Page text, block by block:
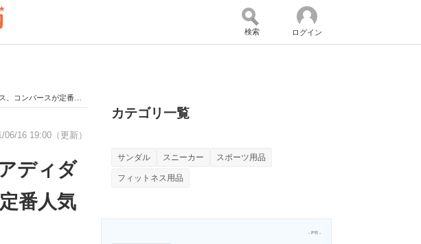
進化するPCとデバイスの未来
経営リーダーのコミュニティ
検索 ログイン
定番人気【2021年6月版】
06/16 19:00（更新）
ディダ
番人気
カテゴリ一覧
サンダル スニーカー スポーツ用品
フィットネス用品
- PR -